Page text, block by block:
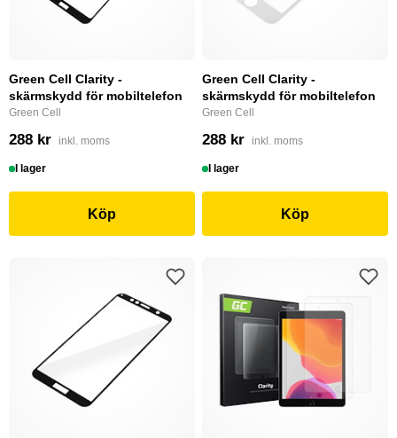
Green Cell Clarity -
skärmskydd för mobiltelefon
Green Cell
288 kr inkl. moms
I lager
Köp
Green Cell Clarity -
skärmskydd för mobiltelefon
Green Cell
288 kr inkl. moms
I lager
Köp